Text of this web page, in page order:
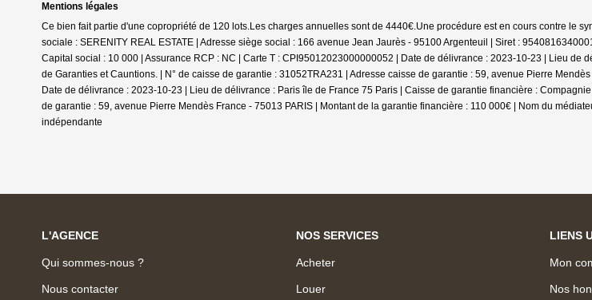
Mentions légales
Ce bien fait partie d'une copropriété de 120 lots.Les charges annuelles sont de 4440€.Une procédure est en cours contre le
sociale : SERENITY REAL ESTATE | Adresse siège social : 166 avenue Jean Jaurès - 95100 Argenteuil | Siret :
Capital social : 10 000 | Assurance RCP : NC | Carte T : CPI95012023000000052 | Date de délivrance : 2023-10-23 | Lieu de
de Garanties et Cauntions. | N° de caisse de garantie : 31052TRA231 | Adresse caisse de garantie : 59, avenue Pierre
Date de délivrance : 2023-10-23 | Lieu de délivrance : Paris île de France 75 Paris | Caisse de garantie financière :
de garantie : 59, avenue Pierre Mendès France - 75013 PARIS | Montant de la garantie financière : 110 000€ | Nom du
indépendante
L'AGENCE
Qui sommes-nous ?
Nous contacter
NOS SERVICES
Acheter
Louer
LIENS
Mon
Nos